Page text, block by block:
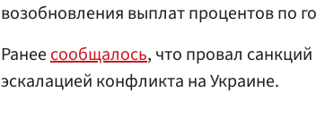
возобновления выплат процентов по
Ранеесообщалось, что провал
эскалацией конфликта на Украине.